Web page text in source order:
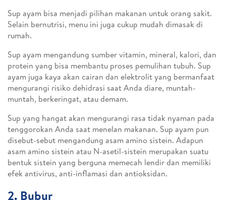
Sup ayam bisa menjadi pilihan makanan untuk orang sakit.
Selain bernutrisi, menu ini juga cukup mudah dimasak di
rumah.
Sup ayam mengandung sumber vitamin, mineral, kalori, dan
protein yang bisa membantu proses pemulihan tubuh. Sup
ayam juga kaya akan cairan dan elektrolit yang bermanfaat
mengurangi risiko dehidrasi saat Anda diare, muntah-
muntah, berkeringat, atau demam.
Sup yang hangat akan mengurangi rasa tidak nyaman pada
tenggorokan Anda saat menelan makanan. Sup ayam pun
disebut-sebut mengandung asam amino sistein. Adapun
asam amino sistein atau N-asetil-sistein merupakan suatu
bentuk sistein yang berguna memecah lendir dan memiliki
efek antivirus, anti-inflamasi dan antioksidan.
2. Bubur